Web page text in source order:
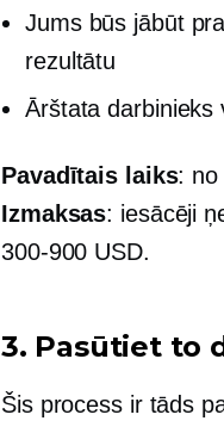
Jums būs jābūt
rezultātu
Ārštata darbinieks
Pavadītais laiks: no
Izmaksas: iesācēji
300-900 USD.
3. Pasūtiet to
Šis process ir tāds